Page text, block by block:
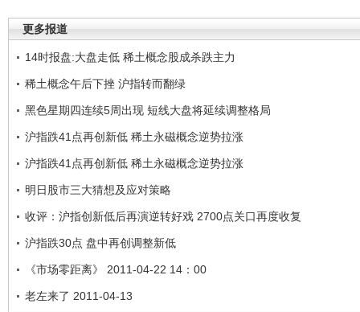
更多报道
14时报盘:大盘走低 稀土概念股成杀跌主力
稀土概念午后下挫 沪指转而翻绿
黑色星期四连续5周出现 短线大盘将延续调整格局
沪指跌41点再创新低 稀土永磁概念逆势拉涨
沪指跌41点再创新低 稀土永磁概念逆势拉涨
明日股市三大猜想及应对策略
收评：沪指创新低后再演逆转好戏 2700点关口再度收复
沪指跌30点 盘中再创调整新低
《市场零距离》 2011-04-22 14：00
老左来了 2011-04-13